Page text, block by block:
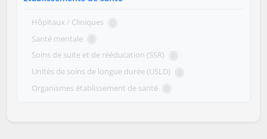
Hôpitaux / Cliniques 0
Santé mentale 0
Soins de suite et de rééducation (SSR) 0
Unités de soins de longue durée (USLD) 0
Organismes établissement de santé 0